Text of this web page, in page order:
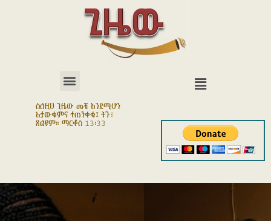
ስለዚህ ጊዜው መቼ እንደሚሆን
አታውቁምና ተጠንቀቁ፤ ትጉ፣
ጸልዩም። ማርቆስ 13፡33